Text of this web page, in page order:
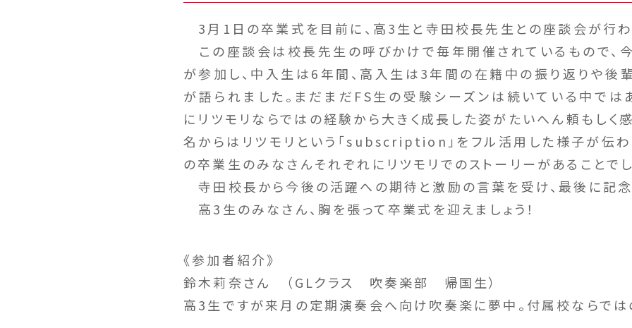
3月1日の卒業式を目前に、高3生と寺田校長先生との座談会が行わ
この座談会は校長先生の呼びかけで毎年開催されているもので、
が参加し、中入生は6年間、高入生は3年間の在籍中の振り返りや後
が語られました。まだまだFS生の受験シーズンは続いている中では
にリツモリならではの経験から大きく成長した姿がたいへん頼もしく
名からはリツモリという「subscription」をフル活用した様子が伝わ
の卒業生のみなさんそれぞれにリツモリでのストーリーがあることでし
寺田校長から今後の活躍への期待と激励の言葉を受け、最後に記念
高3生のみなさん、胸を張って卒業式を迎えましょう！
《参加者紹介》
鈴木莉奈さん （GLクラス 吹奏楽部 帰国生）
高3生ですが来月の定期演奏会へ向け吹奏楽に夢中。付属校ならでは